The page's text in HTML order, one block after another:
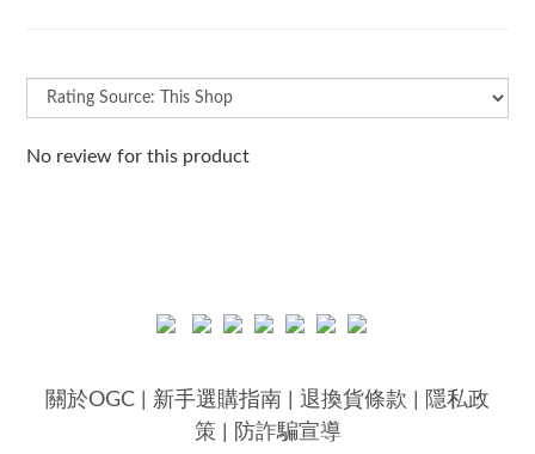
No review for this product
關於OGC 新手選購指南 退換貨條款
隱私政
策
防詐騙宣導